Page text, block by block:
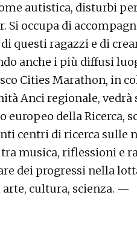
autistica, disturbi
Si occupa di
questi ragazzi e di
anche i più diffusi
Cities Marathon, in
Anci regionale,
europeo della Ricerca,
centri di ricerca sulle
musica, riflessioni e
dei progressi nella
arte, cultura, scienza. —